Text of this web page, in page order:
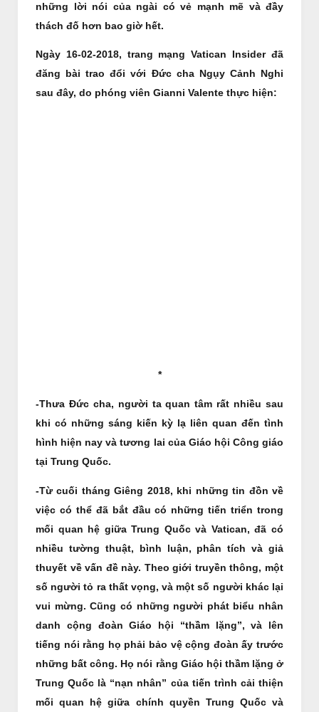
những lời nói của ngài có vẻ mạnh mẽ và đầy
thách đố hơn bao giờ hết.
Ngày 16-02-2018, trang mạng Vatican Insider đã
đăng bài trao đổi với Đức cha Ngụy Cảnh Nghi
sau đây, do phóng viên Gianni Valente thực hiện:
*
-Thưa Đức cha, người ta quan tâm rất nhiều sau
khi có những sáng kiến ​​kỳ lạ liên quan đến tình
hình hiện nay và tương lai của Giáo hội Công giáo
tại Trung Quốc.
-Từ cuối tháng Giêng 2018, khi những tin đồn về
việc có thể đã bắt đầu có những tiến triển trong
mối quan hệ giữa Trung Quốc và Vatican, đã có
nhiều tường thuật, bình luận, phân tích và giả
thuyết về vấn đề này. Theo giới truyền thông, một
số người tỏ ra thất vọng, và một số người khác lại
vui mừng. Cũng có những người phát biểu nhân
danh cộng đoàn Giáo hội “thầm lặng”, và lên
tiếng nói rằng họ phải bảo vệ cộng đoàn ấy trước
những bất công. Họ nói rằng Giáo hội thầm lặng ở
Trung Quốc là “nạn nhân” của tiến trình cải thiện
mối quan hệ giữa chính quyền Trung Quốc và